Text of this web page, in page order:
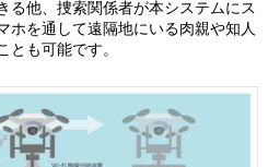
る他、捜索関係者が本システムにス
ホを通して遠隔地にいる肉親や知人
とも可能です。